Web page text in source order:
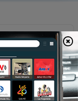
Town
Blues
La Lora